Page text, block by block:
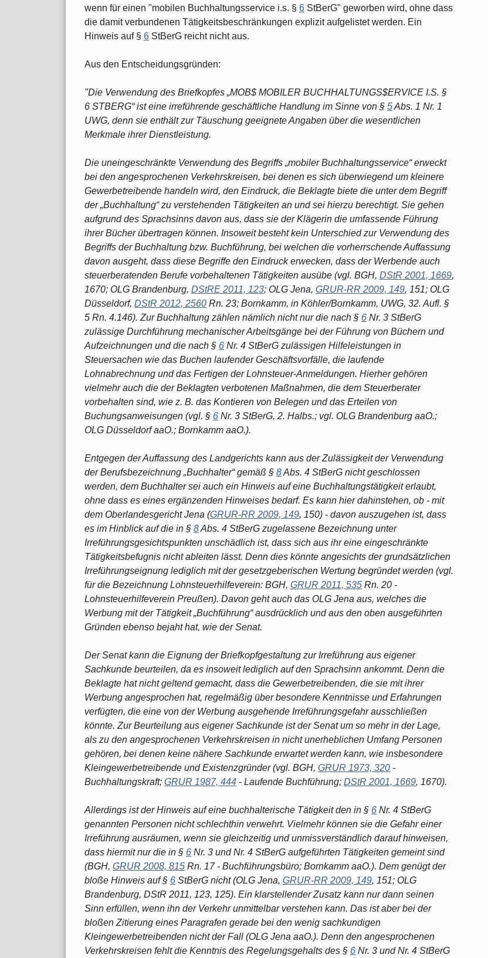
wenn für einen "mobilen Buchhaltungsservice i.s. § 6 StBerG" geworben wird, ohne dass
die damit verbundenen Tätigkeitsbeschränkungen explizit aufgelistet werden. Ein
Hinweis auf § 6 StBerG reicht nicht aus.
Aus den Entscheidungsgründen:
"Die Verwendung des Briefkopfes „MOB$ MOBILER BUCHHALTUNGS$ERVICE I.S. §
6 STBERG“ ist eine irreführende geschäftliche Handlung im Sinne von § 5Abs. 1 Nr. 1
UWG, denn sie enthält zur Täuschung geeignete Angaben über die wesentlichen
Merkmale ihrer Dienstleistung.
Die uneingeschränkte Verwendung des Begriffs „mobiler Buchhaltungsservice“ erweckt
bei den angesprochenen Verkehrskreisen, bei denen es sich überwiegend um kleinere
Gewerbetreibende handeln wird, den Eindruck, die Beklagte biete die unter dem Begriff
der „Buchhaltung“ zu verstehenden Tätigkeiten an und sei hierzu berechtigt. Sie gehen
aufgrund des Sprachsinns davon aus, dass sie der Klägerin die umfassende Führung
ihrer Bücher übertragen können. Insoweit besteht kein Unterschied zur Verwendung des
Begriffs der Buchhaltung bzw. Buchführung, bei welchen die vorherrschende Auffassung
davon ausgeht, dass diese Begriffe den Eindruck erwecken, dass der Werbende auch
steuerberatenden Berufe vorbehaltenen Tätigkeiten ausübe (vgl. BGH, DStR 2001, 1669,
1670; OLG Brandenburg, DStRE 2011, 123; OLG Jena, GRUR-RR 2009, 149, 151; OLG
Düsseldorf, DStR 2012, 2560 Rn. 23; Bornkamm, in Köhler/Bornkamm, UWG, 32. Aufl. §
5 Rn. 4.146). Zur Buchhaltung zählen nämlich nicht nur die nach § 6 Nr. 3 StBerG
zulässige Durchführung mechanischer Arbeitsgänge bei der Führung von Büchern und
Aufzeichnungen und die nach § 6 Nr. 4 StBerG zulässigen Hilfeleistungen in
Steuersachen wie das Buchen laufender Geschäftsvorfälle, die laufende
Lohnabrechnung und das Fertigen der Lohnsteuer-Anmeldungen. Hierher gehören
vielmehr auch die der Beklagten verbotenen Maßnahmen, die dem Steuerberater
vorbehalten sind, wie z. B. das Kontieren von Belegen und das Erteilen von
Buchungsanweisungen (vgl. § 6 Nr. 3 StBerG, 2. Halbs.; vgl. OLG Brandenburg aaO.;
OLG Düsseldorf aaO.; Bornkamm aaO.).
Entgegen der Auffassung des Landgerichts kann aus der Zulässigkeit der Verwendung
der Berufsbezeichnung „Buchhalter“ gemäß § 8Abs. 4 StBerG nicht geschlossen
werden, dem Buchhalter sei auch ein Hinweis auf eine Buchhaltungstätigkeit erlaubt,
ohne dass es eines ergänzenden Hinweises bedarf. Es kann hier dahinstehen, ob - mit
dem Oberlandesgericht Jena (GRUR-RR 2009, 149, 150) - davon auszugehen ist, dass
es im Hinblick auf die in § 8Abs. 4 StBerG zugelassene Bezeichnung unter
Irreführungsgesichtspunkten unschädlich ist, dass sich aus ihr eine eingeschränkte
Tätigkeitsbefugnis nicht ableiten lässt. Denn dies könnte angesichts der grundsätzlichen
Irreführungseignung lediglich mit der gesetzgeberischen Wertung begründet werden (vgl.
für die Bezeichnung Lohnsteuerhilfeverein: BGH, GRUR 2011, 535 Rn. 20 -
Lohnsteuerhilfeverein Preußen). Davon geht auch das OLG Jena aus, welches die
Werbung mit der Tätigkeit „Buchführung“ ausdrücklich und aus den oben ausgeführten
Gründen ebenso bejaht hat, wie der Senat.
Der Senat kann die Eignung der Briefkopfgestaltung zur Irreführung aus eigener
Sachkunde beurteilen, da es insoweit lediglich auf den Sprachsinn ankommt. Denn die
Beklagte hat nicht geltend gemacht, dass die Gewerbetreibenden, die sie mit ihrer
Werbung angesprochen hat, regelmäßig über besondere Kenntnisse und Erfahrungen
verfügten, die eine von der Werbung ausgehende Irreführungsgefahr ausschließen
könnte. Zur Beurteilung aus eigener Sachkunde ist der Senat um so mehr in der Lage,
als zu den angesprochenen Verkehrskreisen in nicht unerheblichen Umfang Personen
gehören, bei denen keine nähere Sachkunde erwartet werden kann, wie insbesondere
Kleingewerbetreibende und Existenzgründer (vgl. BGH, GRUR 1973, 320 -
Buchhaltungskraft; GRUR 1987, 444 - Laufende Buchführung; DStR 2001, 1669, 1670).
Allerdings ist der Hinweis auf eine buchhalterische Tätigkeit den in § 6 Nr. 4 StBerG
genannten Personen nicht schlechthin verwehrt. Vielmehr können sie die Gefahr einer
Irreführung ausräumen, wenn sie gleichzeitig und unmissverständlich darauf hinweisen,
dass hiermit nur die in § 6 Nr. 3 und Nr. 4 StBerG aufgeführten Tätigkeiten gemeint sind
(BGH, GRUR 2008, 815 Rn. 17 - Buchführungsbüro; Bornkamm aaO.). Dem genügt der
bloße Hinweis auf § 6 StBerG nicht (OLG Jena, GRUR-RR 2009, 149, 151; OLG
Brandenburg, DStR 2011, 123, 125). Ein klarstellender Zusatz kann nur dann seinen
Sinn erfüllen, wenn ihn der Verkehr unmittelbar verstehen kann. Das ist aber bei der
bloßen Zitierung eines Paragrafen gerade bei den wenig sachkundigen
Kleingewerbetreibenden nicht der Fall (OLG Jena aaO.). Denn den angesprochenen
Verkehrskreisen fehlt die Kenntnis des Regelungsgehalts des § 6 Nr. 3 und Nr. 4 StBerG